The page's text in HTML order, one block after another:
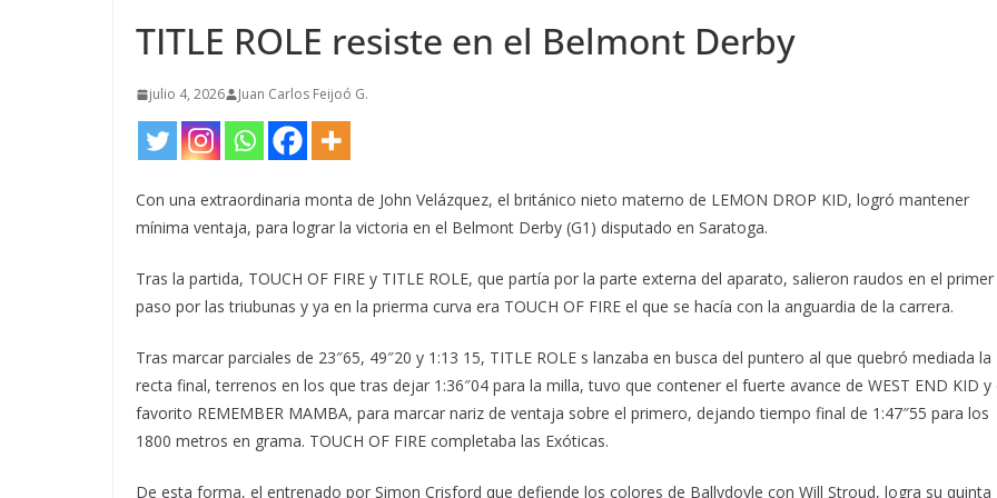
TITLE ROLE resiste en el Belmont Derby
julio 4, 2026 Juan Carlos Feijoó G.
Con una extraordinaria monta de John Velázquez, el británico nieto materno de LEMON DROP KID, logró mantener
mínima ventaja, para lograr la victoria en el Belmont Derby (G1) disputado en Saratoga.
Tras la partida, TOUCH OF FIRE y TITLE ROLE, que partía por la parte externa del aparato, salieron raudos en el primer
paso por las triubunas y ya en la prierma curva era TOUCH OF FIRE el que se hacía con la anguardia de la carrera.
Tras marcar parciales de 23″65, 49″20 y 1:13 15, TITLE ROLE s lanzaba en busca del puntero al que quebró mediada la
recta final, terrenos en los que tras dejar 1:36″04 para la milla, tuvo que contener el fuerte avance de WEST END KID y
favorito REMEMBER MAMBA, para marcar nariz de ventaja sobre el primero, dejando tiempo final de 1:47″55 para los
1800 metros en grama. TOUCH OF FIRE completaba las Exóticas.
De esta forma, el entrenado por Simon Crisford que defiende los colores de Ballydoyle con Will Stroud, logra su quinta